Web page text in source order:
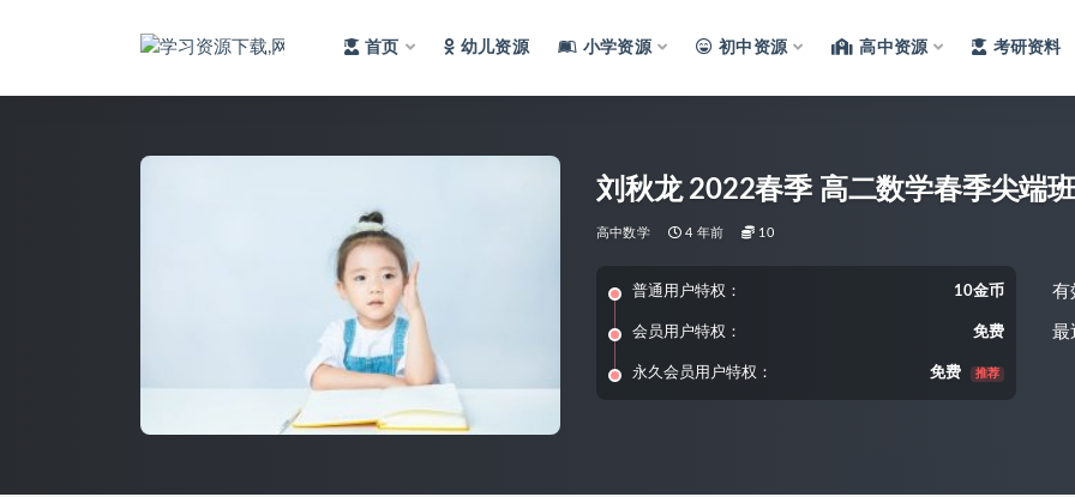
首页 幼儿资源 小学资源 初中资源 高中资源 考研资料
刘秋龙 2022春季 高二数学春季尖端班
高中数学 4 年前 10
普通用户特权： 10金币
会员用户特权： 免费
永久会员用户特权： 免费 推荐
有
最